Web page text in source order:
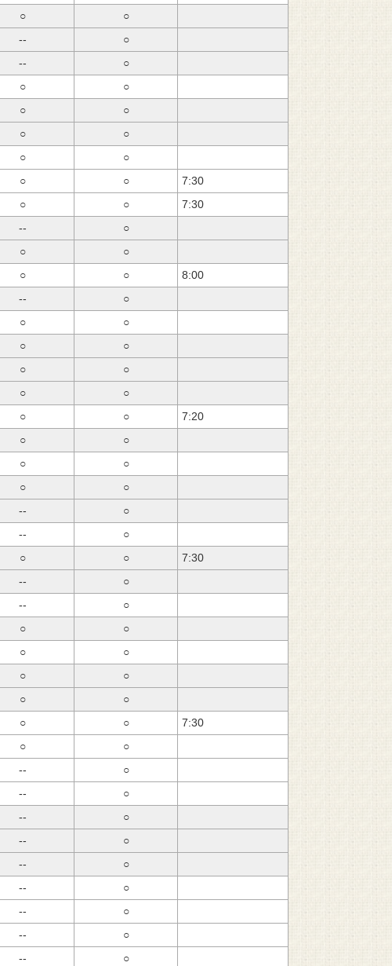
○
○
--
○
--
○
○ ○
○
○
○ ○
○
○
○ ○
7:30
○ ○ 7:30
--
○
○
○
○ ○
8:00
--
○
○ ○
○
○
○
○
○
○
○ ○
7:20
○
○
○ ○
○
○
--
○
-- ○
○ ○
7:30
--
○
--
○
○
○
○ ○
○
○
○ ○
○ ○
7:30
○
○
--
○
-- ○
--
○
--
○
-- ○
--
○
--
○
--
○
-- ○